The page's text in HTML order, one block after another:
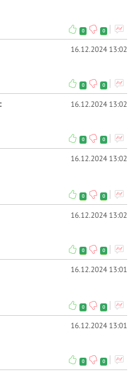
0 0
16.12.2024 13:02
0 0
16.12.2024 13:02
0 0
16.12.2024 13:02
0 0
16.12.2024 13:02
0 0
16.12.2024 13:01
0 0
16.12.2024 13:01
0 0